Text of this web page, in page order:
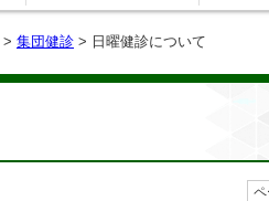
> 集団健診 > 日曜健診について